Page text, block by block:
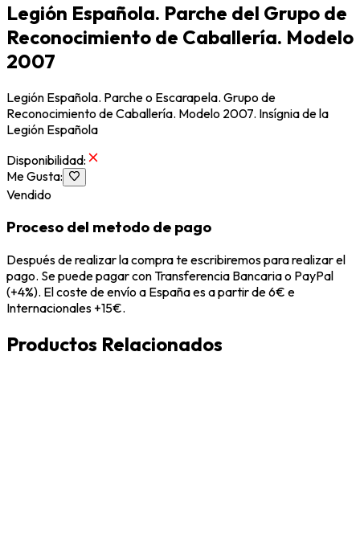
Legión Española. Parche del Grupo de
Reconocimiento de Caballería. Modelo
2007
Legión Española. Parche o Escarapela. Grupo de
Reconocimiento de Caballería. Modelo 2007. Insígnia de la
Legión Española
Disponibilidad:
Me Gusta:
Vendido
Proceso del metodo de pago
Después de realizar la compra te escribiremos para realizar el
pago. Se puede pagar con Transferencia Bancaria o PayPal
(+4%). El coste de envío a España es a partir de 6€ e
Internacionales +15€.
Productos Relacionados